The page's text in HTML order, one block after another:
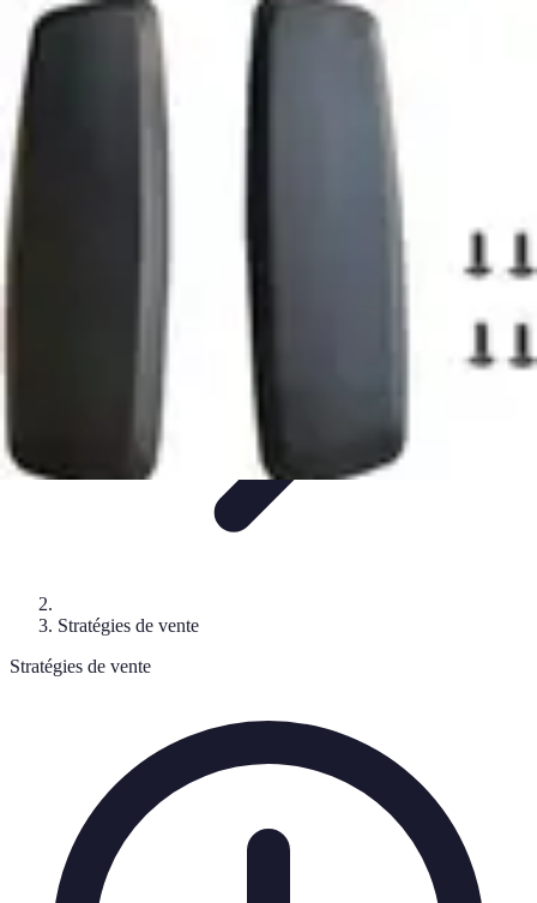
Ecommerçants France
Fidélisation et expérience client Service Client
Stratégies
marketing
Plateformes e-commerce Stratégies e-commerce
Stratégies de vente
Stratégies de vente